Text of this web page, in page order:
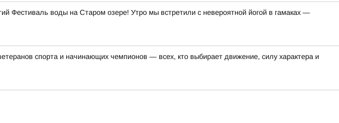
Фестиваль воды на Старом озере! Утро мы встретили с невероятной йогой в гамаках —
спорта и начинающих чемпионов — всех, кто выбирает движение, силу характера и